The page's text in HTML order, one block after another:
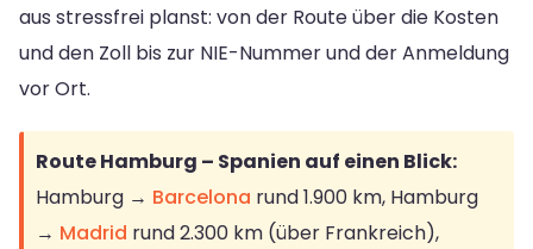
aus stressfrei planst: von der Route über die Kosten
und den Zoll bis zur NIE-Nummer und der Anmeldung
vor Ort.
Route Hamburg – Spanien auf einen Blick:
Hamburg → Barcelona rund 1.900 km, Hamburg
→ Madrid rund 2.300 km (über Frankreich),